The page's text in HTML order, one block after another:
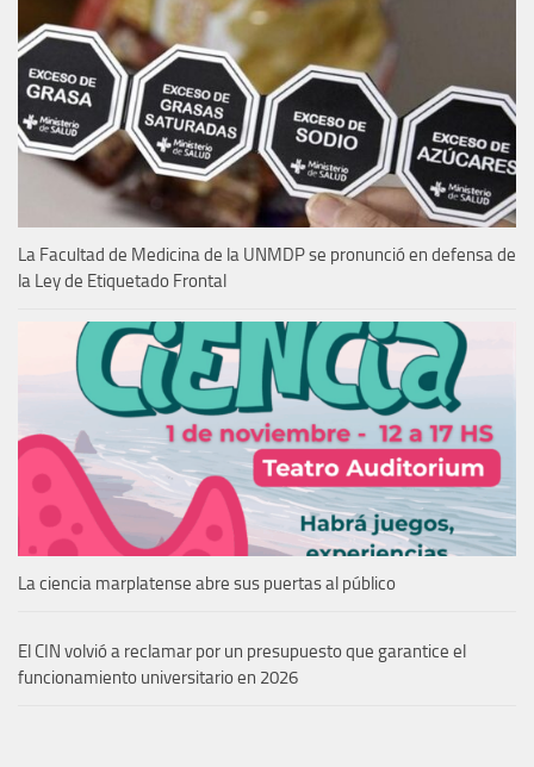
La Facultad de Medicina de la UNMDP se pronunció en defensa de
la Ley de Etiquetado Frontal
La ciencia marplatense abre sus puertas al público
El CIN volvió a reclamar por un presupuesto que garantice el
funcionamiento universitario en 2026